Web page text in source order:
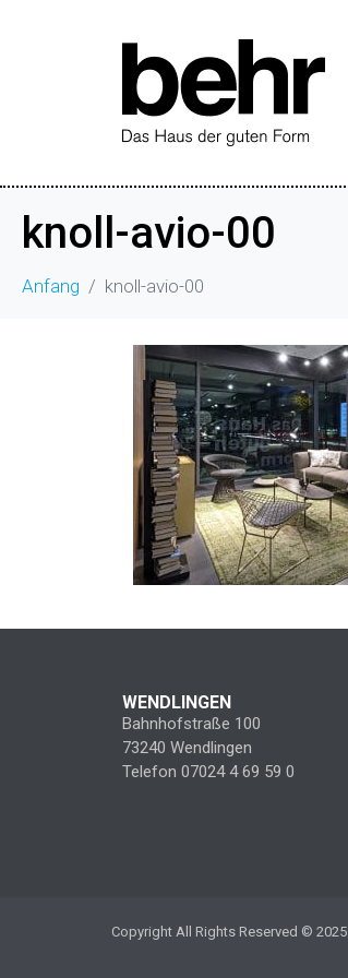
knoll-avio-00
Anfang knoll-avio-00
WENDLINGEN
Bahnhofstraße 100
73240 Wendlingen
Telefon 07024 4 69 59 0
Copyright All Rights Reserved © 2025